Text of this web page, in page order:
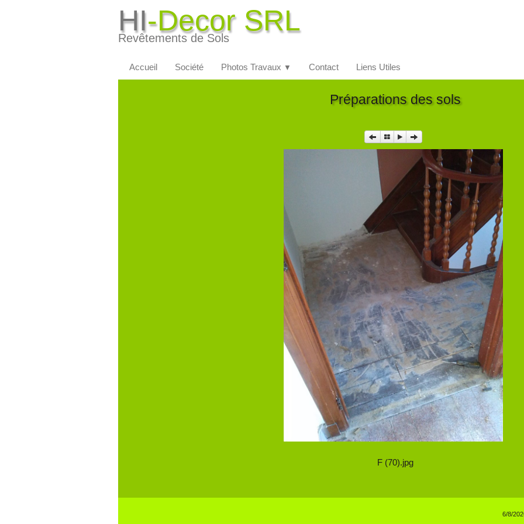
HI-Decor SRL
Revêtements de Sols
Accueil Société Photos Travaux ▼ Contact Liens Utiles
Préparations des sols
F (70).jpg
6/8/